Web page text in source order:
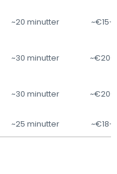
~20 minutter ~€15-
~30 minutter ~€20-
~30 minutter ~€20-
~25 minutter ~€18-